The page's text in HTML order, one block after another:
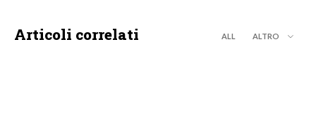
Articoli correlati ALL ALTRO